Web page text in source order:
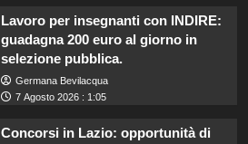
Lavoro per insegnanti con INDIRE:
guadagna 200 euro al giorno in
selezione pubblica.
Germana Bevilacqua
7 Agosto 2026 : 1:05
Concorsi in Lazio: opportunità di